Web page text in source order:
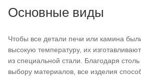
Основные виды
Чтобы все детали печи или камина
высокую температуру, их
из специальной стали. Благодаря
выбору материалов, все изделия